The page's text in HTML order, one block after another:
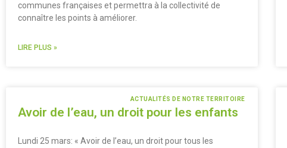
communes françaises et permettra à la collectivité de
connaître les points à améliorer.
LIRE PLUS »
ACTUALITÉS DE NOTRE TERRITOIRE
Avoir de l’eau, un droit pour les enfants
Lundi 25 mars: « Avoir de l’eau, un droit pour tous les